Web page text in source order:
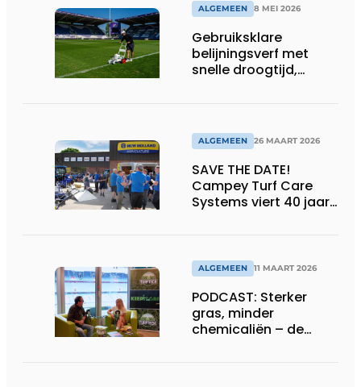
ALGEMEEN 8 MEI 2026
Gebruiksklare
belijningsverf met
snelle droogtijd,
ALGEMEEN 26 MAART 2026
SAVE THE DATE!
Campey Turf Care
Systems viert 40 jaar
ALGEMEEN 11 MAART 2026
PODCAST: Sterker
gras, minder
chemicaliën – de